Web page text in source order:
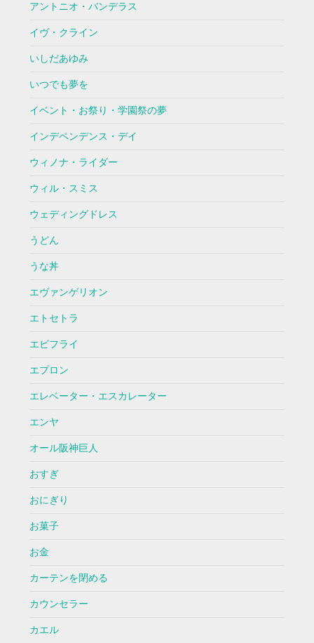
アントニオ・バンデラス
イヴ・クライン
いしだあゆみ
いつでも夢を
イベント・お祭り・学園祭の夢
インデペンデンス・デイ
ウィノナ・ライダー
ウィル・スミス
ウェディングドレス
うどん
うな丼
エヴァンゲリオン
エトセトラ
エビフライ
エプロン
エレベーター・エスカレーター
エンヤ
オール阪神巨人
おすぎ
おにぎり
お菓子
お金
カーテンを閉める
カウンセラー
カエル